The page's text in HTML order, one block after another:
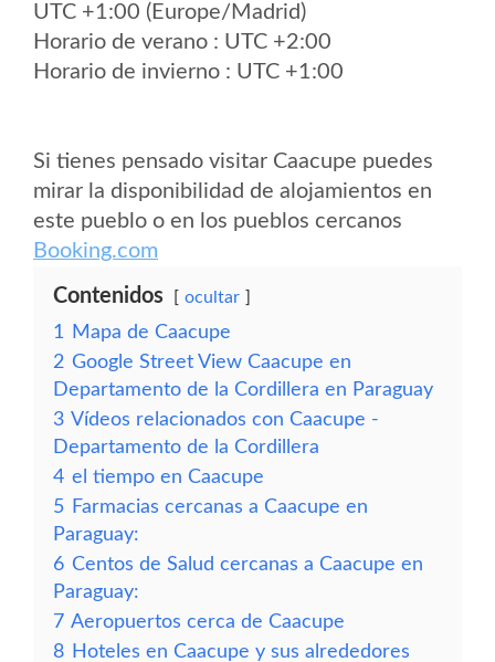
UTC +1:00 (Europe/Madrid)
Horario de verano : UTC +2:00
Horario de invierno : UTC +1:00
Si tienes pensado visitar Caacupe puedes
mirar la disponibilidad de alojamientos en
este pueblo o en los pueblos cercanos
Booking.com
Contenidos ocultar
1
Mapa de Caacupe
2 Google Street View Caacupe en
Departamento de la Cordillera en Paraguay
3 Vídeos relacionados con Caacupe -
Departamento de la Cordillera
4 el tiempo en Caacupe
5 Farmacias cercanas a Caacupe en
Paraguay:
6 Centos de Salud cercanas a Caacupe en
Paraguay:
7 Aeropuertos cerca de Caacupe
8 Hoteles en Caacupe y sus alrededores